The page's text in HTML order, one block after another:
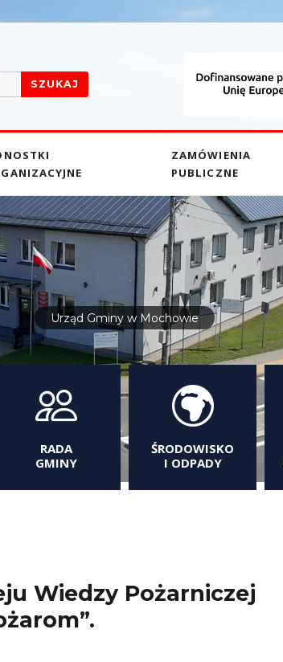
Urząd Gminy w Mochowie
SZUKAJ
ZAMÓWIENIA
PUBLICZNE
RADA
GMINY
ŚRODOWISKO
I ODPADY
Wiedzy Pożarniczej